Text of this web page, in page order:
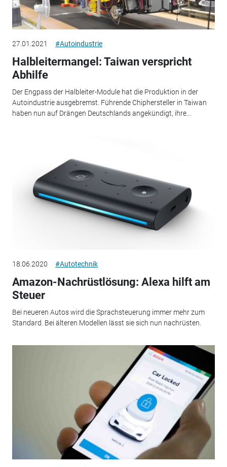
27.01.2021 #Autoindustrie
Halbleitermangel: Taiwan verspricht
Abhilfe
Der Engpass der Halbleiter-Module hat die Produktion in der
Autoindustrie ausgebremst. Führende Chiphersteller in Taiwan
haben nun auf Drängen Deutschlands angekündigt, ihre...
18.06.2020 #Autotechnik
Amazon-Nachrüstlösung: Alexa hilft am
Steuer
Bei neueren Autos wird die Sprachsteuerung immer mehr zum
Standard. Bei älteren Modellen lässt sie sich nun nachrüsten.